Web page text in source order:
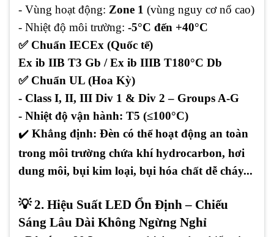
- Vùng hoạt động: Zone 1 (vùng nguy cơ nổ cao)
- Nhiệt độ môi trường: -5°C đến +40°C
✅ Chuẩn IECEx (Quốc tế)
Ex ib IIB T3 Gb / Ex ib IIIB T180°C Db
✅ Chuẩn UL (Hoa Kỳ)
- Class I, II, III Div 1 & Div 2 – Groups A-G
- Nhiệt độ vận hành: T5 (≤100°C)
✔️ Khẳng định: Đèn có thể hoạt động an toàn
trong môi trường chứa khí hydrocarbon, hơi
dung môi, bụi kim loại, bụi hóa chất dễ cháy...
💡 2. Hiệu Suất LED Ổn Định – Chiếu
Sáng Lâu Dài Không Ngừng Nghỉ